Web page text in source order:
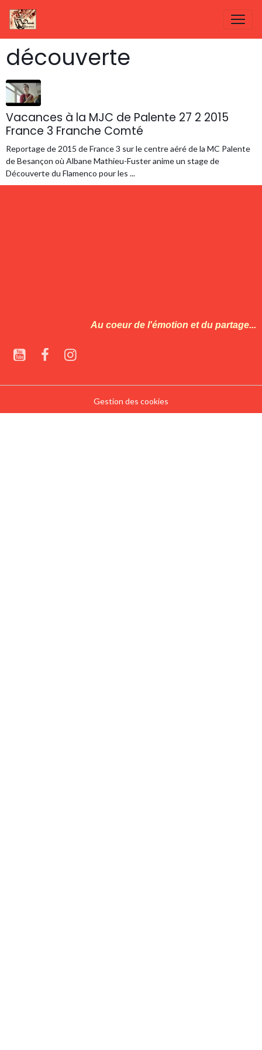
découverte
Vacances à la MJC de Palente 27 2 2015
France 3 Franche Comté
Reportage de 2015 de France 3 sur le centre aéré de la MC Palente
de Besançon où Albane Mathieu-Fuster anime un stage de
Découverte du Flamenco pour les ...
Au coeur de l'émotion et du partage...
Gestion des cookies